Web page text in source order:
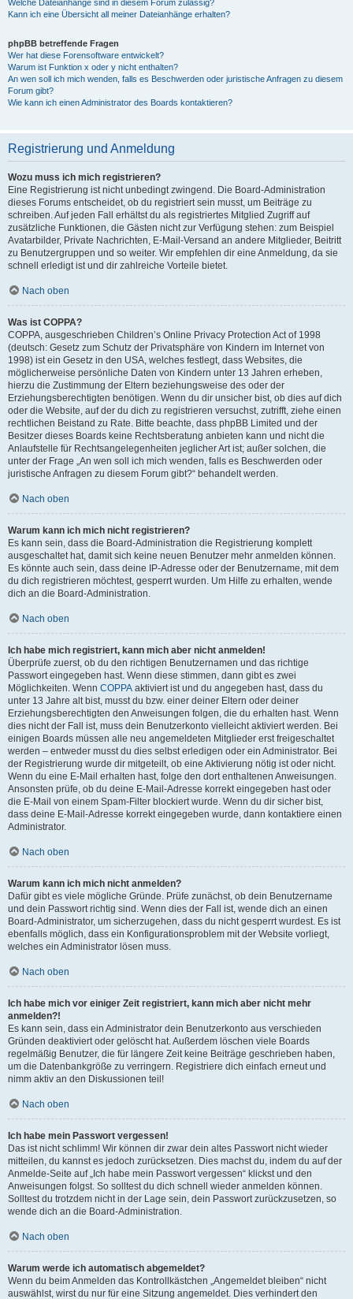
Welche Dateianhänge sind in diesem Forum zulässig?
Kann ich eine Übersicht all meiner Dateianhänge erhalten?
phpBB betreffende Fragen
Wer hat diese Forensoftware entwickelt?
Warum ist Funktion x oder y nicht enthalten?
An wen soll ich mich wenden, falls es Beschwerden oder juristische Anfragen zu diesem
Forum gibt?
Wie kann ich einen Administrator des Boards kontaktieren?
Registrierung und Anmeldung
Wozu muss ich mich registrieren?
Eine Registrierung ist nicht unbedingt zwingend. Die Board-Administration
dieses Forums entscheidet, ob du registriert sein musst, um Beiträge zu
schreiben. Auf jeden Fall erhältst du als registriertes Mitglied Zugriff auf
zusätzliche Funktionen, die Gästen nicht zur Verfügung stehen: zum Beispiel
Avatarbilder, Private Nachrichten, E-Mail-Versand an andere Mitglieder, Beitritt
zu Benutzergruppen und so weiter. Wir empfehlen dir eine Anmeldung, da sie
schnell erledigt ist und dir zahlreiche Vorteile bietet.
Nach oben
Was ist COPPA?
COPPA, ausgeschrieben Children’s Online Privacy Protection Act of 1998
(deutsch: Gesetz zum Schutz der Privatsphäre von Kindern im Internet von
1998) ist ein Gesetz in den USA, welches festlegt, dass Websites, die
möglicherweise persönliche Daten von Kindern unter 13 Jahren erheben,
hierzu die Zustimmung der Eltern beziehungsweise des oder der
Erziehungsberechtigten benötigen. Wenn du dir unsicher bist, ob dies auf dich
oder die Website, auf der du dich zu registrieren versuchst, zutrifft, ziehe einen
rechtlichen Beistand zu Rate. Bitte beachte, dass phpBB Limited und der
Besitzer dieses Boards keine Rechtsberatung anbieten kann und nicht die
Anlaufstelle für Rechtsangelegenheiten jeglicher Art ist; außer solchen, die
unter der Frage „An wen soll ich mich wenden, falls es Beschwerden oder
juristische Anfragen zu diesem Forum gibt?“ behandelt werden.
Nach oben
Warum kann ich mich nicht registrieren?
Es kann sein, dass die Board-Administration die Registrierung komplett
ausgeschaltet hat, damit sich keine neuen Benutzer mehr anmelden können.
Es könnte auch sein, dass deine IP-Adresse oder der Benutzername, mit dem
du dich registrieren möchtest, gesperrt wurden. Um Hilfe zu erhalten, wende
dich an die Board-Administration.
Nach oben
Ich habe mich registriert, kann mich aber nicht anmelden!
Überprüfe zuerst, ob du den richtigen Benutzernamen und das richtige
Passwort eingegeben hast. Wenn diese stimmen, dann gibt es zwei
Möglichkeiten. Wenn COPPA aktiviert ist und du angegeben hast, dass du
unter 13 Jahre alt bist, musst du bzw. einer deiner Eltern oder deiner
Erziehungsberechtigten den Anweisungen folgen, die du erhalten hast. Wenn
dies nicht der Fall ist, muss dein Benutzerkonto vielleicht aktiviert werden. Bei
einigen Boards müssen alle neu angemeldeten Mitglieder erst freigeschaltet
werden – entweder musst du dies selbst erledigen oder ein Administrator. Bei
der Registrierung wurde dir mitgeteilt, ob eine Aktivierung nötig ist oder nicht.
Wenn du eine E-Mail erhalten hast, folge den dort enthaltenen Anweisungen.
Ansonsten prüfe, ob du deine E-Mail-Adresse korrekt eingegeben hast oder
die E-Mail von einem Spam-Filter blockiert wurde. Wenn du dir sicher bist,
dass deine E-Mail-Adresse korrekt eingegeben wurde, dann kontaktiere einen
Administrator.
Nach oben
Warum kann ich mich nicht anmelden?
Dafür gibt es viele mögliche Gründe. Prüfe zunächst, ob dein Benutzername
und dein Passwort richtig sind. Wenn dies der Fall ist, wende dich an einen
Board-Administrator, um sicherzugehen, dass du nicht gesperrt wurdest. Es ist
ebenfalls möglich, dass ein Konfigurationsproblem mit der Website vorliegt,
welches ein Administrator lösen muss.
Nach oben
Ich habe mich vor einiger Zeit registriert, kann mich aber nicht mehr
anmelden?!
Es kann sein, dass ein Administrator dein Benutzerkonto aus verschieden
Gründen deaktiviert oder gelöscht hat. Außerdem löschen viele Boards
regelmäßig Benutzer, die für längere Zeit keine Beiträge geschrieben haben,
um die Datenbankgröße zu verringern. Registriere dich einfach erneut und
nimm aktiv an den Diskussionen teil!
Nach oben
Ich habe mein Passwort vergessen!
Das ist nicht schlimm! Wir können dir zwar dein altes Passwort nicht wieder
mitteilen, du kannst es jedoch zurücksetzen. Dies machst du, indem du auf der
Anmelde-Seite auf „Ich habe mein Passwort vergessen“ klickst und den
Anweisungen folgst. So solltest du dich schnell wieder anmelden können.
Solltest du trotzdem nicht in der Lage sein, dein Passwort zurückzusetzen, so
wende dich an die Board-Administration.
Nach oben
Warum werde ich automatisch abgemeldet?
Wenn du beim Anmelden das Kontrollkästchen „Angemeldet bleiben“ nicht
auswählst, wirst du nur für eine Sitzung angemeldet. Dies verhindert den